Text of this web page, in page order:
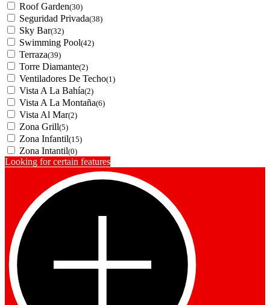
Roof Garden(30)
Seguridad Privada(38)
Sky Bar(32)
Swimming Pool(42)
Terraza(39)
Torre Diamante(2)
Ventiladores De Techo(1)
Vista A La Bahía(2)
Vista A La Montaña(6)
Vista Al Mar(2)
Zona Grill(5)
Zona Infantil(15)
Zona Intantil(0)
Looking for certain features